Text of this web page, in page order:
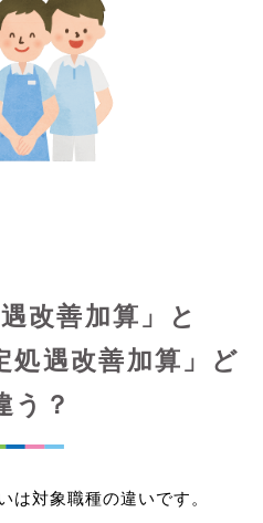
改善加算」と
処遇改善加算」ど
う？
は対象職種の違いです。